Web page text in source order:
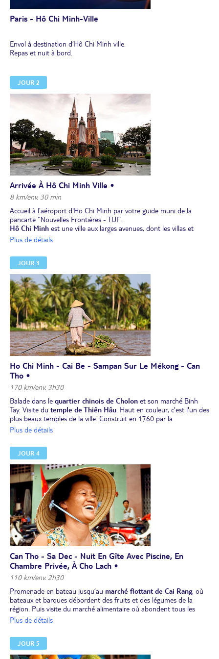
Paris - Hô Chi Minh-Ville
Envol à destination d’Hô Chi Minh ville.
Repas et nuit à bord.
JOUR 2
Arrivée À Hô Chi Minh Ville •
8 km/env. 30 min
Accueil à l’aéroport d'Ho Chi Minh par votre guide muni de la
pancarte “Nouvelles Frontières - TUI”.
Hô Chi Minh est une ville aux larges avenues, dont les villas et
bâtiments administratifs affichent un style tour à tour local ou
ses quais ou au sein de son marché central.
Repas libres.
Nuit à l'hôtel à Hô Chi Minh ville.
Plus de détails
JOUR 3
Ho Chi Minh - Cai Be - Sampan Sur Le Mékong - Can
Tho •
170 km/env. 3h30
Balade dans le quartier chinois de Cholon et son marché Binh
Tay. Visite du temple de Thiên Hâu. Haut en couleur, c'est l'un des
plus beaux temples de la ville. Construit en 1760 par la
communauté chinoise, il est richement ornementé de céramiques
luxuriante et labyrinthes de cours d’eau. Découverte du delta en
bateau traditionnel
le Mékong parmi les petits îlots environnants. Dégustation de
fruits.
Déjeuner de spécialités, à l’occasion duquel vous goûterez au
poisson appelé "oreilles d’éléphant".
Embarquement à bord d’unsampan sur les arroyos
jusqu’à Can Tho, la ville la plus importante du delta du Mékong.
Dîner. Nuit à l’hôtel à Can Tho.
Plus de détails
JOUR 4
Can Tho - Sa Dec - Nuit En Gîte Avec Piscine, En
Chambre Privée, À Cho Lach •
110 km/env. 2h30
Promenade en bateau jusqu’au marché flottant de Cai Rang, où
bateaux et barques débordent des fruits et des légumes de la
région. Puis visite du marché alimentaire où abondent tous les
produits agricoles du Mékong : poissons, crevettes, légumes, fruits,
Déjeuner.
Route vers
adolescence. Arrêt photos à l'école primaire dont sa mère était
Plus de détails
JOUR 5